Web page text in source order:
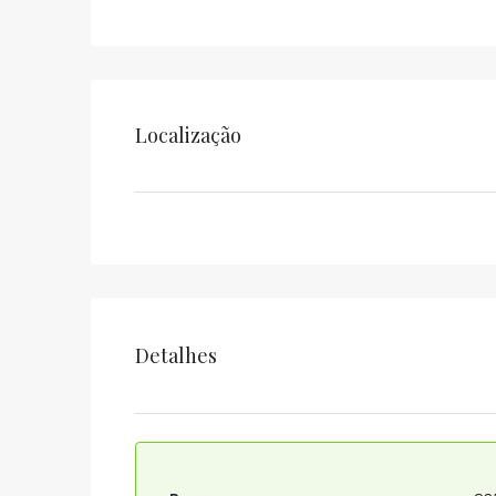
Localização
Detalhes